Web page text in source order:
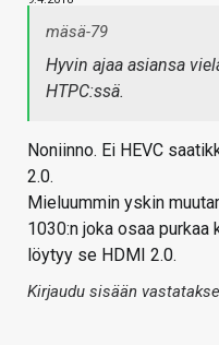
mäsä-79
Hyvin ajaa asiansa
HTPC:ssä.
Noniinno. Ei HEVC
2.0.
Mieluummin yskin
1030:n joka osaa
löytyy se HDMI 2.0.
Kirjaudu sisään